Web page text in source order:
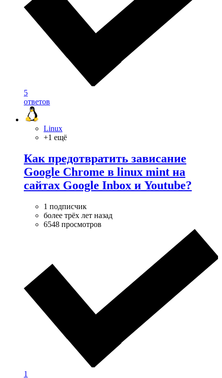
5
ответов
Linux
+1 ещё
Как предотвратить зависание
Google Chrome в linux mint на
сайтах Google Inbox и Youtube?
1 подписчик
более трёх лет назад
6548 просмотров
1